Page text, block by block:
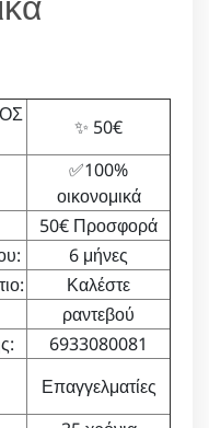
✨ 50€
✅100%
οικονομικά
50€ Προσφορά
6 μήνες
Καλέστε
ραντεβού
6933080081
Επαγγελματίες